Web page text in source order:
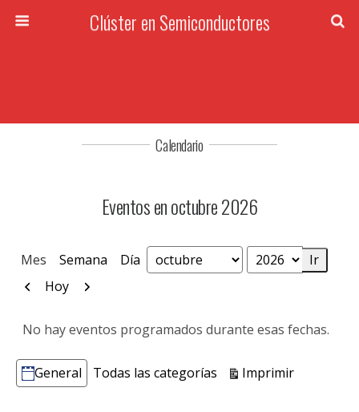
Clúster en Semiconductores
Calendario
Eventos en octubre 2026
Mes Semana Día Mes
Año
Anterior
Hoy Siguiente
No hay eventos programados durante esas fechas.
Categorías
General Todas las categorías ImprimirVistas